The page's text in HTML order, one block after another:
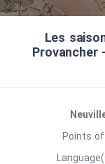
Les
Provancher
Points